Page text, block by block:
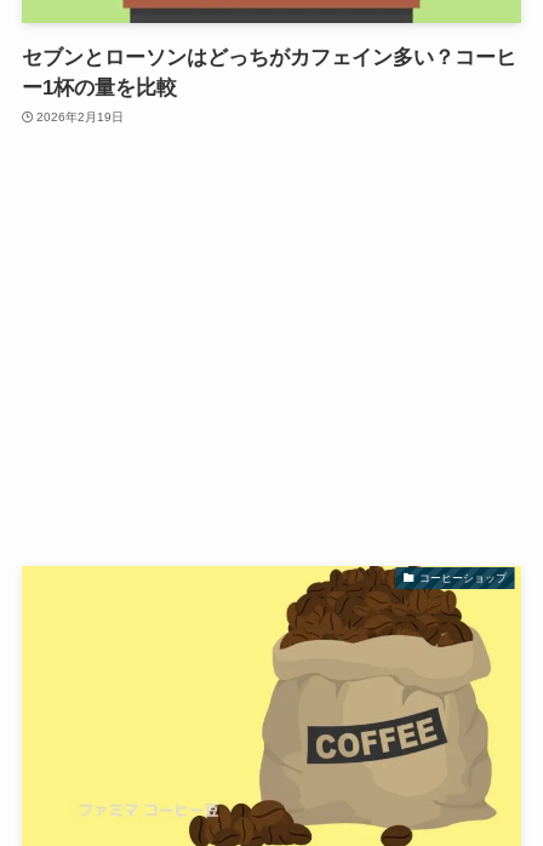
セブンとローソンはどっちがカフェイン多い？コーヒ
ー1杯の量を比較
2026年2月19日
コーヒーショップ